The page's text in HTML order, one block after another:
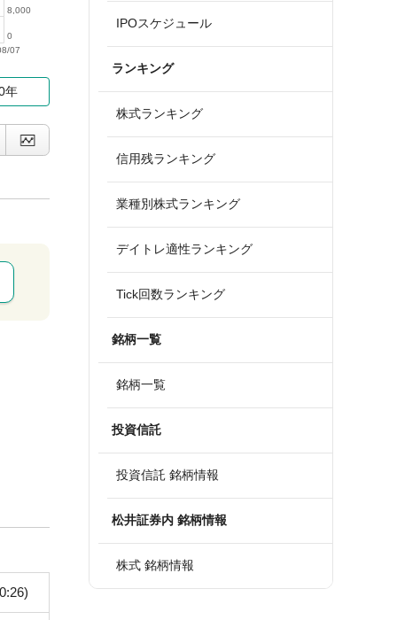
07
0
8,000
年
IPOスケジュール
ランキング
株式ランキング
信用残ランキング
業種別株式ランキング
デイトレ適性ランキング
Tick回数ランキング
銘柄一覧
銘柄一覧
投資信託
投資信託 銘柄情報
松井証券内 銘柄情報
株式 銘柄情報